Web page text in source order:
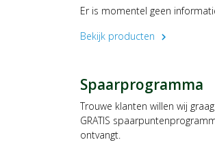
Er is momentel geen
Bekijk producten
chevron_right
Spaarprogramma
Trouwe klanten willen wij
GRATIS
ontvangt.